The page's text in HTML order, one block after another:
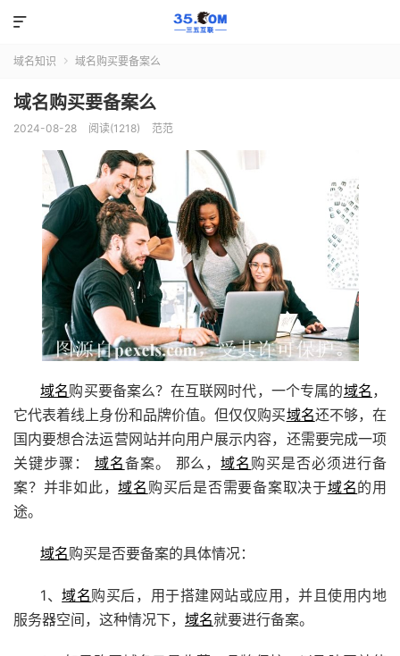

域名知识  域名购买要备案么
域名购买要备案么
2024-08-28 阅读(1218) 范范
域名购买要备案么？在互联网时代，一个专属的域名 ，
它代表着线上身份和品牌价值。但仅仅购买域名还不够，在
国内要想合法运营网站并向用户展示内容，还需要完成一项
关键步骤： 域名备案。 那么，域名 购买是否必须进行备
案？并非如此，域名 购买后是否需要备案取决于域名的用
途。
域名购买是否要备案的具体情况：
1、域名购买后，用于搭建网站或应用，并且使用内地
服务器空间，这种情况下， 域名就要进行备案。